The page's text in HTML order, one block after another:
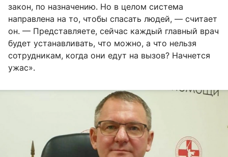
закон, по назначению. Но в целом система
направлена на то, чтобы спасать людей, — считает
он. — Представляете, сейчас каждый главный врач
будет устанавливать, что можно, а что нельзя
сотрудникам, когда они едут на вызов? Начнется
ужас».